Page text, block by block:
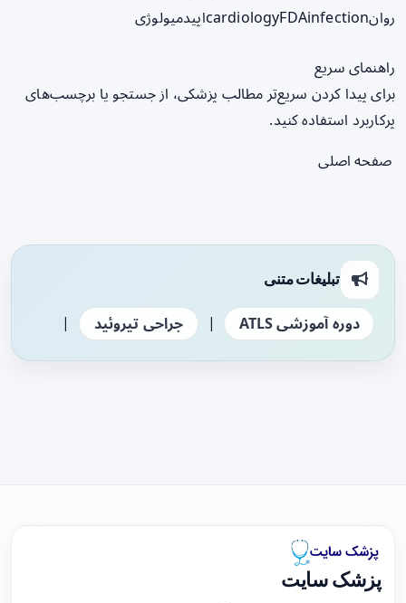
روان
cardiologyFDAinfection اپیدمیولوژی
راهنمای سریع
برای پیدا کردن سریع‌تر مطالب پزشکی، از جستجو یا برچسب‌های
پرکاربرد استفاده کنید.
صفحه اصلی
تبلیغات متنی
دوره آموزشی ATLS | جراحی تیروئید |
پزشک سایت